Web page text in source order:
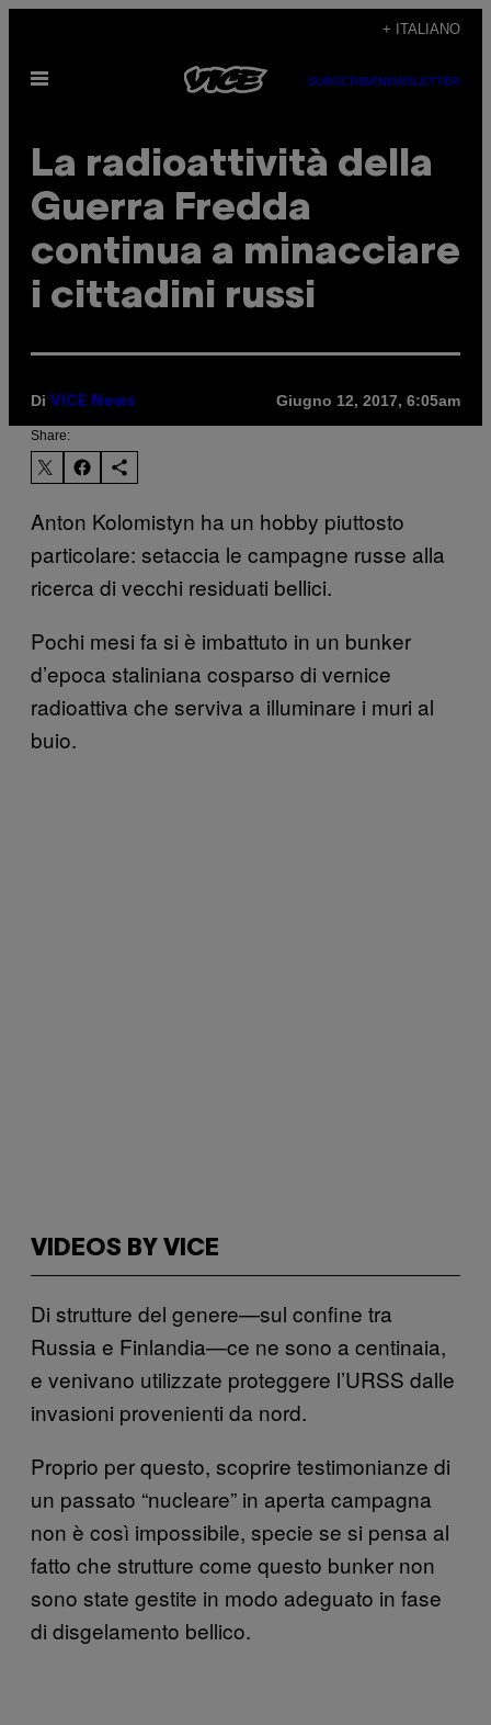
contenuto
+ ITALIANO
Apri
SUBSCRIBENEWSLETTER
La radioattività della
Guerra Fredda
continua a minacciare
i cittadini russi
Di VICE News Giugno 12, 2017, 6:05am
Share:
Anton Kolomistyn ha un hobby piuttosto
particolare: setaccia le campagne russe alla
ricerca di vecchi residuati bellici.
Pochi mesi fa si è imbattuto in un bunker
d’epoca staliniana cosparso di vernice
radioattiva che serviva a illuminare i muri al
buio.
VIDEOS BY VICE
Di strutture del genere—sul confine tra
Russia e Finlandia—ce ne sono a centinaia,
e venivano utilizzate proteggere l’URSS dalle
invasioni provenienti da nord.
Proprio per questo, scoprire testimonianze di
un passato “nucleare” in aperta campagna
non è così impossibile, specie se si pensa al
fatto che strutture come questo bunker non
sono state gestite in modo adeguato in fase
di disgelamento bellico.